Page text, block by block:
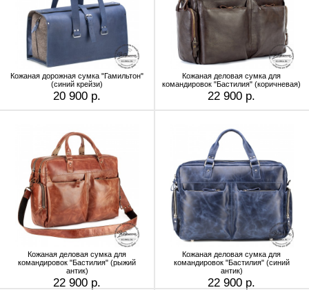
Кожаная дорожная сумка "Гамильтон"
(синий крейзи)
20 900 р.
Кожаная деловая сумка для
командировок "Бастилия" (коричневая)
22 900 р.
Кожаная деловая сумка для
командировок "Бастилия" (рыжий
антик)
22 900 р.
Кожаная деловая сумка для
командировок "Бастилия" (синий
антик)
22 900 р.